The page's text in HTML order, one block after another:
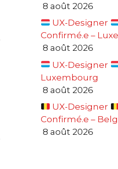
8 août 2026
UX-Designer
Confirmé.e –
8 août 2026
UX-Designer
Luxembourg
8 août 2026
UX-Designer
Confirmé.e –
8 août 2026